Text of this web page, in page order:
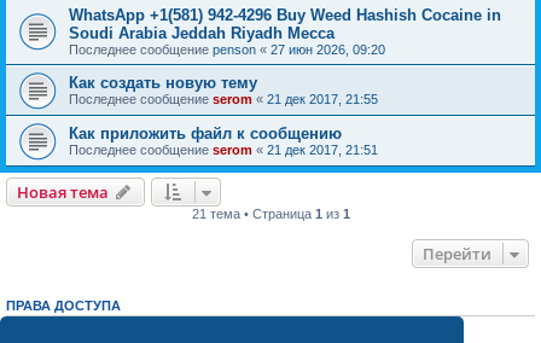
WhatsApp +1(581) 942-4296 Buy Weed Hashish Cocaine in
Soudi Arabia Jeddah Riyadh Mecca
Последнее сообщение penson « 27 июн 2026, 09:20
Как создать новую тему
Последнее сообщение serom « 21 дек 2017, 21:55
Как приложить файл к сообщению
Последнее сообщение serom « 21 дек 2017, 21:51
Новая тема
21 тема • Страница 1 из 1
Перейти
ПРАВА ДОСТУПА